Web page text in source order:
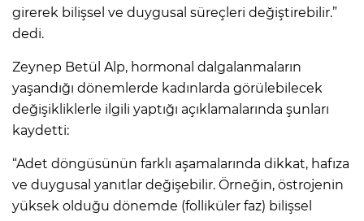
girerek bilişsel ve duygusal süreçleri değiştirebilir.”
dedi.
Zeynep Betül Alp, hormonal dalgalanmaların
yaşandığı dönemlerde kadınlarda görülebilecek
değişikliklerle ilgili yaptığı açıklamalarında şunları
kaydetti:
“Adet döngüsünün farklı aşamalarında dikkat, hafıza
ve duygusal yanıtlar değişebilir. Örneğin, östrojenin
yüksek olduğu dönemde (folliküler faz) bilişsel